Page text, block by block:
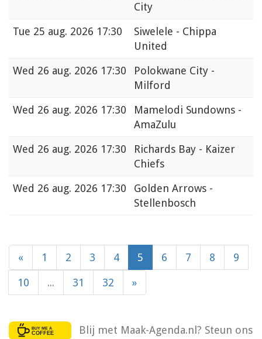
City
Tue 25 aug. 2026 17:30
Siwelele - Chippa
United
Wed 26 aug. 2026 17:30
Polokwane City -
Milford
Wed 26 aug. 2026 17:30
Mamelodi Sundowns -
AmaZulu
Wed 26 aug. 2026 17:30
Richards Bay - Kaizer
Chiefs
Wed 26 aug. 2026 17:30
Golden Arrows -
Stellenbosch
« 1 2 3 4 5 6 7 8 9
10 ... 31 32 »
Blij met Maak-Agenda.nl? Steun ons